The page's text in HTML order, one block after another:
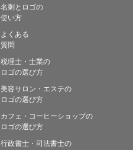
名刺とロゴの
使い方
よくある
質問
税理士・士業の
ロゴの選び方
美容サロン・エステの
ロゴの選び方
カフェ・コーヒーショップの
ロゴの選び方
行政書士・司法書士の